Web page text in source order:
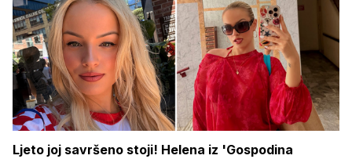
Ljeto joj savršeno stoji! Helena iz 'Gospodina